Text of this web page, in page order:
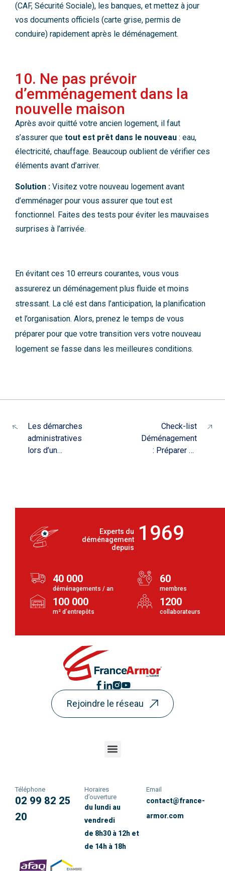
(CAF, Sécurité Sociale), les banques, et mettez à jour
vos documents officiels (carte grise, permis de
conduire) rapidement après le déménagement.
10. Ne pas prévoir
d’emménagement dans la
nouvelle maison
Après avoir quitté votre ancien logement, il faut
s’assurer que tout est prêt dans le nouveau : eau,
électricité, chauffage. Beaucoup oublient de vérifier ces
éléments avant d’arriver.
Solution : Visitez votre nouveau logement avant
d’emménager pour vous assurer que tout est
fonctionnel. Faites des tests pour éviter les mauvaises
surprises à l’arrivée.
En évitant ces 10 erreurs courantes, vous vous
assurerez un déménagement plus fluide et moins
stressant. La clé est dans l’anticipation, la planification
et l’organisation. Alors, prenez le temps de vous
préparer pour que votre transition vers votre nouveau
logement se fasse dans les meilleures conditions.
Les démarches
administratives
lors d’un
Check-list
Déménagement
: Préparer un
Experts du
déménagement
depuis
1969
40 000
déménagements / an
60
membres
100 000
m² d’entrepôts
1200
collaborateurs
Rejoindre le réseau
Téléphone
02 99 82 25
20
Horaires
d’ouverture
du lundi au
vendredi
de 8h30 à 12h et
de 14h à 18h
Email
contact@france-
armor.com